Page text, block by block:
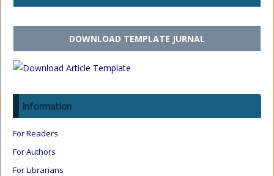
DOWNLOAD TEMPLATE JURNAL
Information
For Readers
For Authors
For Librarians